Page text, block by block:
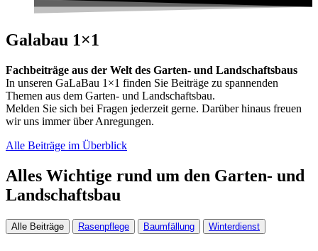
Galabau 1×1
Fachbeiträge aus der Welt des Garten- und Landschaftsbaus
In unseren GaLaBau 1×1 finden Sie Beiträge zu spannenden
Themen aus dem Garten- und Landschaftsbau.
Melden Sie sich bei Fragen jederzeit gerne. Darüber hinaus freuen
wir uns immer über Anregungen.
Alle Beiträge im Überblick
Alles Wichtige rund um den Garten- und
Landschaftsbau
Alle Beiträge Rasenpflege Baumfällung Winterdienst